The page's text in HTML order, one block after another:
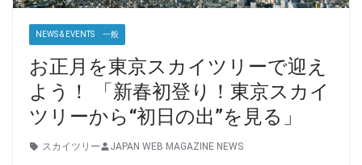
NEWS & EVENTS 一般
お正月を東京スカイツリーで迎え
よう！ 「新春初登り！東京スカイ
ツリーから“初日の出”を見る」
スカイツリー JAPAN WEB MAGAZINE NEWS